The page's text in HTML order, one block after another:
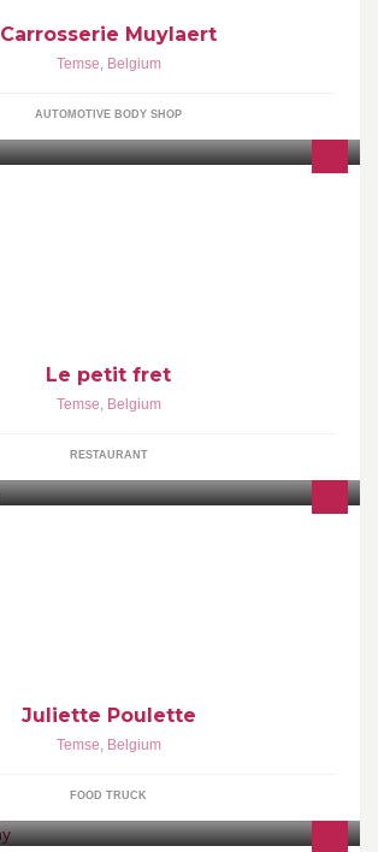
Carrosserie Muylaert
Temse, Belgium
AUTOMOTIVE BODY SHOP
Le petit fret
Temse, Belgium
RESTAURANT
Juliette Poulette
Temse, Belgium
FOOD TRUCK